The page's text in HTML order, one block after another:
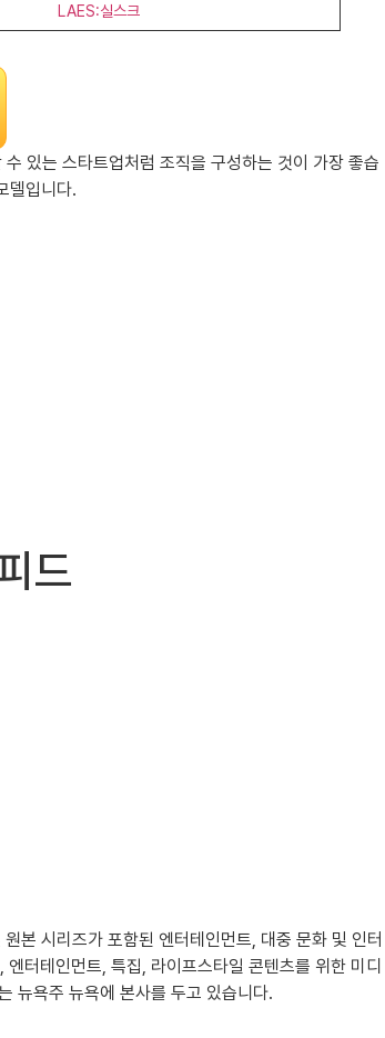
LAES:실스크
있는 스타트업처럼 조직을 구성하는 것이 가장 좋습
델입니다.
드
본 시리즈가 포함된 엔터테인먼트, 대중 문화 및 인터
테인먼트, 특집, 라이프스타일 콘텐츠를 위한 미디
뉴욕주 뉴욕에 본사를 두고 있습니다.